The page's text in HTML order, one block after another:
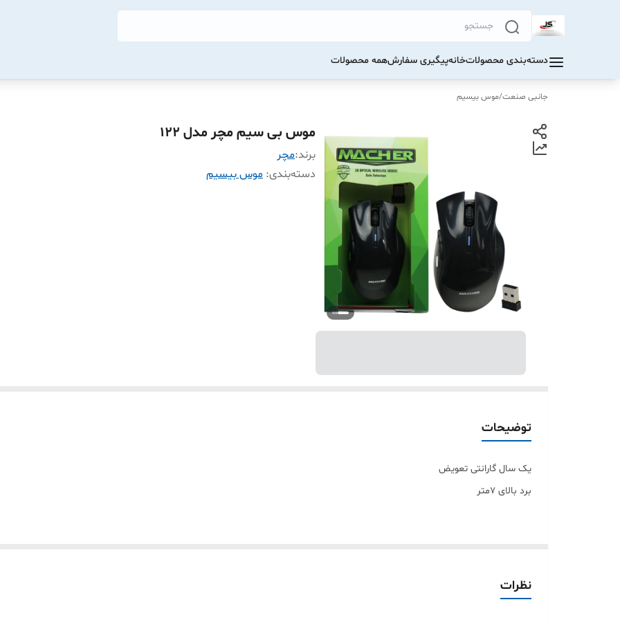
دسته‌بندی محصولاتخانهپیگیری سفارشهمه محصولات
جانبی صنعت/موس بیسیم
موس بی سیم مچر مدل 122
برند:مچر
دسته‌بندی: موس بیسیم
توضیحات
یک سال گارانتی تعویض
برد بالای 7متر
نظرات